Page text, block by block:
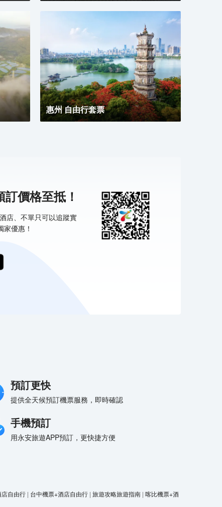
惠州 自由行套票
價格至抵！
店、不單只可以追蹤實
優惠！
預訂更快
提供全天候預訂機票服務，即時確認
手機預訂
用永安旅遊APP預訂，更快捷方便
自由行 | 台中機票+酒店自由行 | 旅遊攻略旅遊指南 | 喀比機票+酒